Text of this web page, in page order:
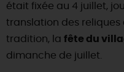
était fixée au 4 juillet,
translation des
tradition, la fête du
dimanche de juillet.